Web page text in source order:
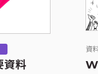
資料
資